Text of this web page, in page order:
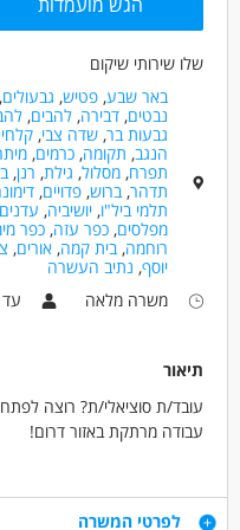
שלו שירותי שיקום
באר שבע,פטיש, גבעולים,
נבטים,דבירה,להבים,
גבעות בר,שדה צבי,
הנגב, תקומה,כרמים,
תפרח,מסלול, גילת, רנן,
תדהר,ברוש,פדויים,
תלמי ביל"ו,יושיביה,
מפלסים,כפר עזה,כפר
רוחמה,בית קמה,אורים,
יוסף, נתיב העשרה
משרה מלאה
עד
תיאור
עובד/ת סוציאלי/ת? רוצה
עבודה מרתקת באזור דרום!
ליווי אישי של האנשים החיים
דרישות
לפרטי המשרה